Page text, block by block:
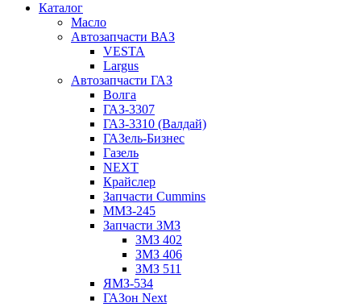
Каталог
Масло
Автозапчасти ВАЗ
VESTA
Largus
Автозапчасти ГАЗ
Волга
ГАЗ-3307
ГАЗ-3310 (Валдай)
ГАЗель-Бизнес
Газель
NEXT
Крайслер
Запчасти Cummins
ММЗ-245
Запчасти ЗМЗ
ЗМЗ 402
ЗМЗ 406
ЗМЗ 511
ЯМЗ-534
ГАЗон Next